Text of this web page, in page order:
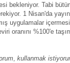
bekleniyor. Tabi
1 Nisan'da
uygulamalar
oranını %100'e
, kullanmak